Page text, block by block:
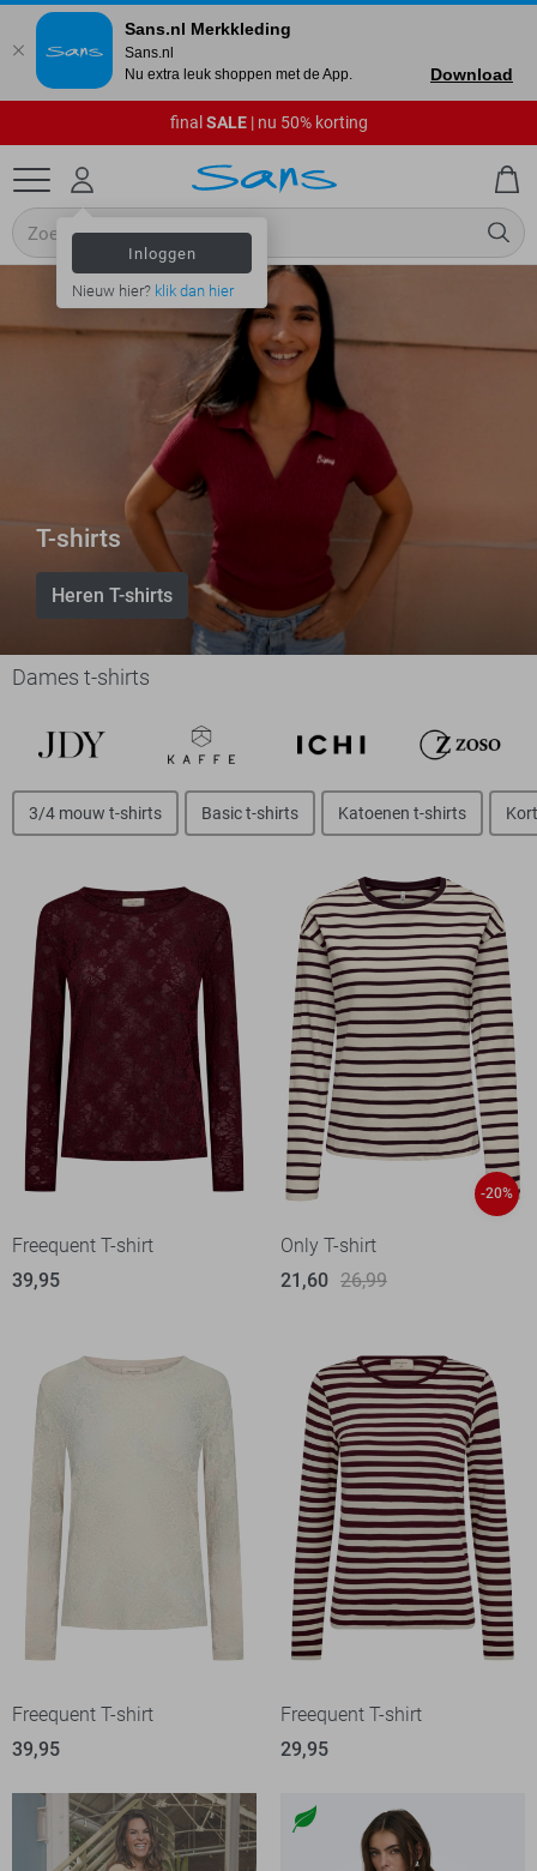
final SALE| nu 50% korting
Inloggen
Nieuw hier? klik dan hier
T-shirts
Heren T-shirts
Dames t-shirts
3/4 mouw t-shirts Basic t-shirts Katoenen t-shirts
Freequent T-shirt
39,95
-20%
Only T-shirt
21,60 26,99
Freequent T-shirt
39,95
Freequent T-shirt
29,95
Sans.nl Merkkleding
Sans.nl
Nu extra leuk shoppen met de App.
Download